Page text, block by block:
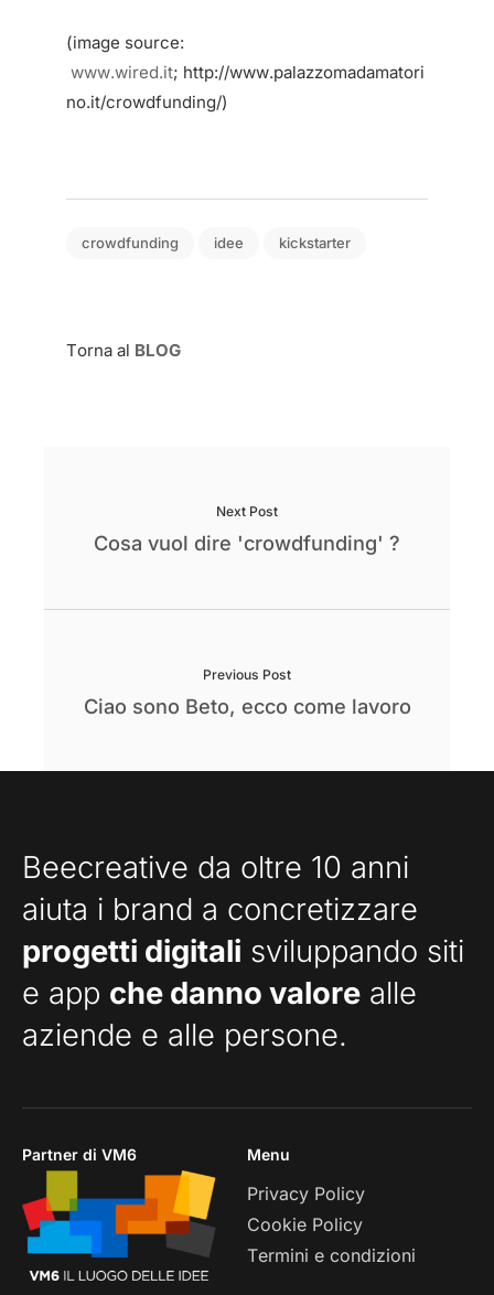
(image source:
www.wired.it; http://www.palazzomadamatori
no.it/crowdfunding/)
crowdfunding idee kickstarter
Torna al BLOG
Next Post
Cosa vuol dire 'crowdfunding' ?
Previous Post
Ciao sono Beto, ecco come lavoro
Beecreative da oltre 10 anni
aiuta i brand a concretizzare
progetti digitali sviluppando siti
e app che danno valore alle
aziende e alle persone.
Partner di VM6 Menu
Privacy Policy
Cookie Policy
Termini e condizioni